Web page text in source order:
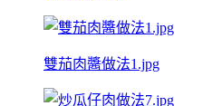
雙茄肉醬做法1.jpg